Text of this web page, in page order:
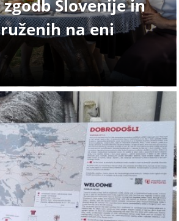
Slovenije in
na eni